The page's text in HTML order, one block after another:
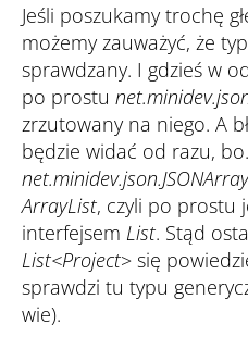
Jeśli poszukamy trochę
możemy zauważyć, że
sprawdzany. I gdzieś w
po prostu
zrzutowany na niego. A
będzie widać od razu,
net.minidev.json.JSONArray
ArrayList, czyli po prostu
interfejsem List. Stąd
List<Project> się
sprawdzi tu typu
wie).